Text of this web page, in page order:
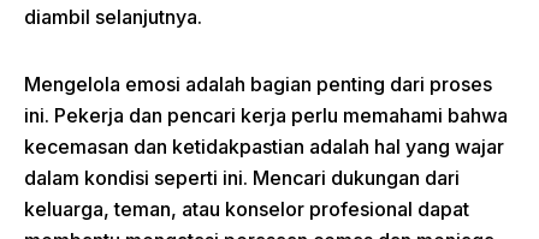
diambil selanjutnya.
Mengelola emosi adalah bagian penting dari proses
ini. Pekerja dan pencari kerja perlu memahami bahwa
kecemasan dan ketidakpastian adalah hal yang wajar
dalam kondisi seperti ini. Mencari dukungan dari
keluarga, teman, atau konselor profesional dapat